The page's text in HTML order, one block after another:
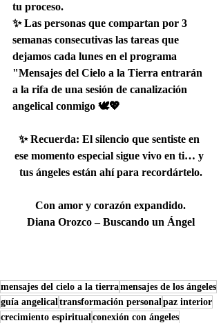
tu proceso.
✨ Las personas que compartan por 3
semanas consecutivas las tareas que
dejamos cada lunes en el programa
"Mensajes del Cielo a la Tierra entrarán
a la rifa de una sesión de canalización
angelical conmigo 🕊️💖
✨ Recuerda: El silencio que sentiste en
ese momento especial sigue vivo en ti… y
tus ángeles están ahí para recordártelo.
Con amor y corazón expandido.
Diana Orozco – Buscando un Ángel
mensajes del cielo a la tierramensajes de los ángeles
guía angelicaltransformación personalpaz interior
crecimiento espiritualconexión con ángeles